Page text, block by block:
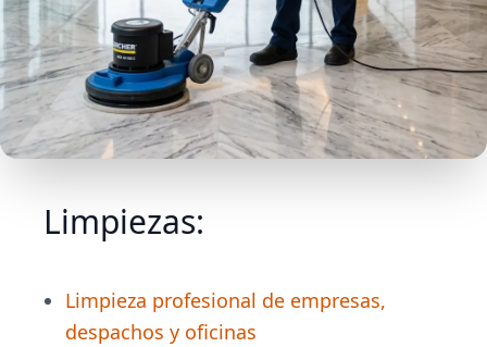
Limpiezas:
Limpieza profesional de empresas,
despachos y oficinas